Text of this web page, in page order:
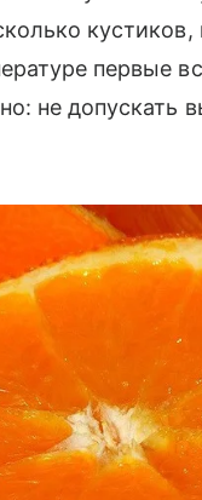
первые
не допускать